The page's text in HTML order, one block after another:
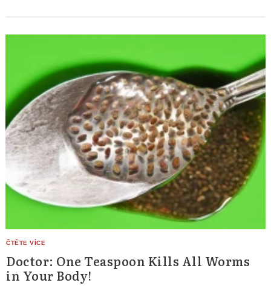
Doctor: One Teaspoon Kills All Worms
in Your Body!